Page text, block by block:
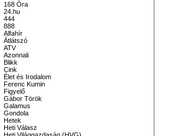
168 Óra
24.hu
444
888
Alfahír
Átlátszó
ATV
Azonnali
Blikk
Cink
Élet és Irodalom
Ferenc Kumin
Figyelő
Gábor Török
Galamus
Gondola
Hetek
Heti Válasz